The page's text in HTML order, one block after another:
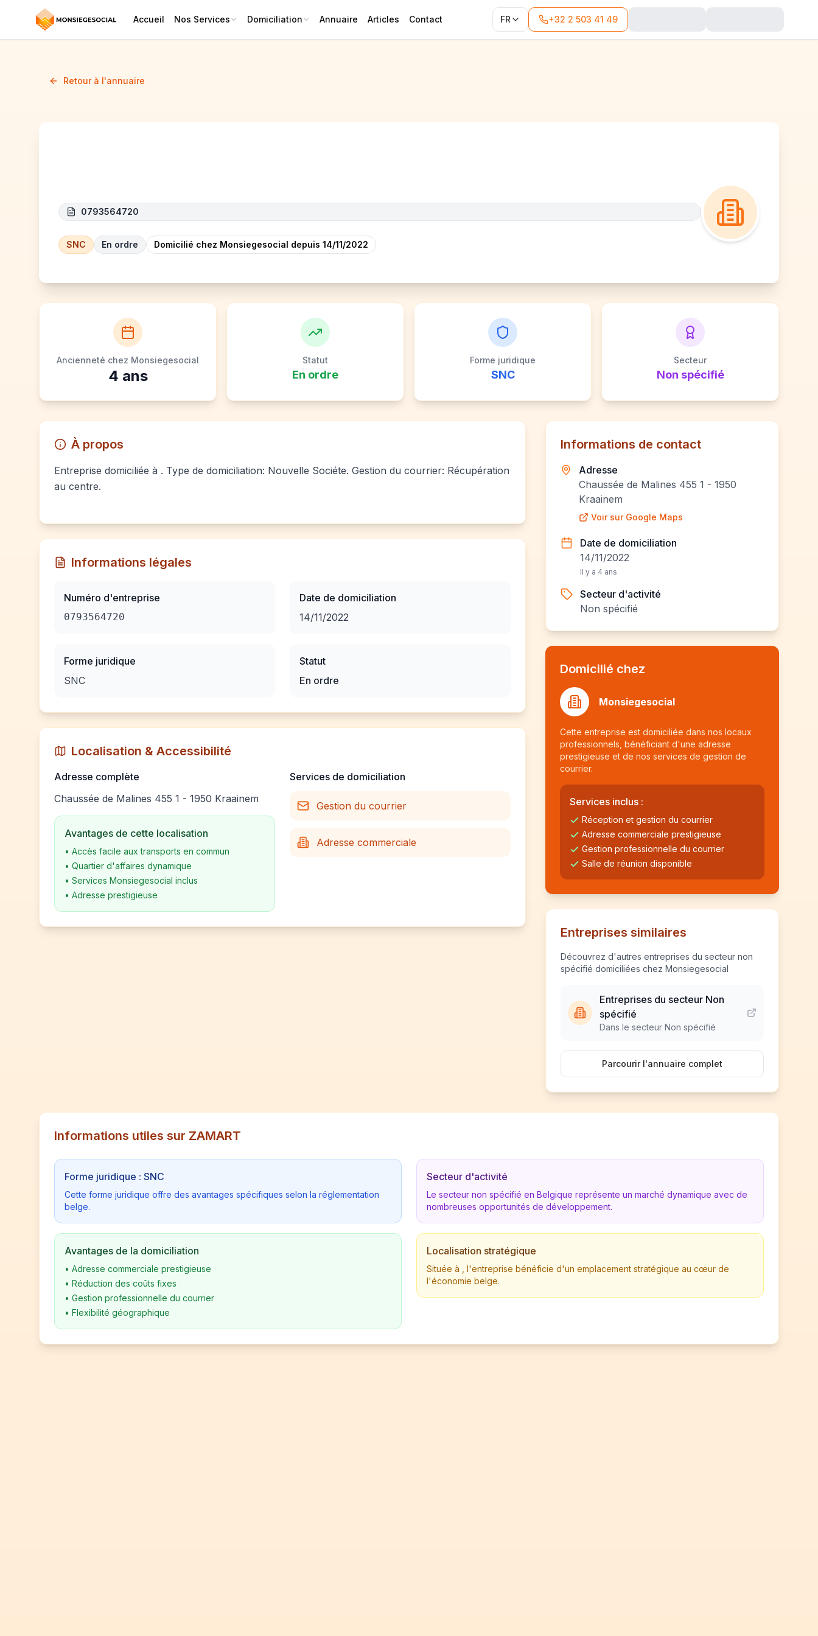
Accueil Nos Services Domiciliation Annuaire Articles Contact FR +32 2 503 41 49
Retour à l'annuaire
0793564720
SNC En ordre Domicilié chez Monsiegesocial depuis 14/11/2022
Ancienneté chez Monsiegesocial
4 ans
Statut
En ordre
Forme juridique
SNC
Secteur
Non spécifié
À propos
Entreprise domiciliée à . Type de domiciliation: Nouvelle Sociéte. Gestion du courrier: Récupération
au centre.
Informations légales
Numéro d'entreprise
0793564720
Forme juridique
SNC
Date de domiciliation
14/11/2022
Statut
En ordre
Localisation & Accessibilité
Adresse complète
Chaussée de Malines 455 1 - 1950 Kraainem
Avantages de cette localisation
• Accès facile aux transports en commun
• Quartier d'affaires dynamique
• Services Monsiegesocial inclus
• Adresse prestigieuse
Services de domiciliation
Gestion du courrier
Adresse commerciale
Informations de contact
Adresse
Chaussée de Malines 455 1 - 1950
Kraainem
Voir sur Google Maps
Date de domiciliation
14/11/2022
Il y a 4 ans
Secteur d'activité
Non spécifié
Domicilié chez
Monsiegesocial
Cette entreprise est domiciliée dans nos locaux
professionnels, bénéficiant d'une adresse
prestigieuse et de nos services de gestion de
courrier.
Services inclus :
Réception et gestion du courrier
Adresse commerciale prestigieuse
Gestion professionnelle du courrier
Salle de réunion disponible
Entreprises similaires
Découvrez d'autres entreprises du secteur non
spécifié domiciliées chez Monsiegesocial
Entreprises du secteur Non
spécifié
Dans le secteur Non spécifié
Parcourir l'annuaire complet
Informations utiles sur ZAMART
Forme juridique : SNC
Cette forme juridique offre des avantages spécifiques selon la réglementation
belge.
Avantages de la domiciliation
• Adresse commerciale prestigieuse
• Réduction des coûts fixes
• Gestion professionnelle du courrier
• Flexibilité géographique
Secteur d'activité
Le secteur non spécifié en Belgique représente un marché dynamique avec de
nombreuses opportunités de développement.
Localisation stratégique
Située à , l'entreprise bénéficie d'un emplacement stratégique au cœur de
l'économie belge.